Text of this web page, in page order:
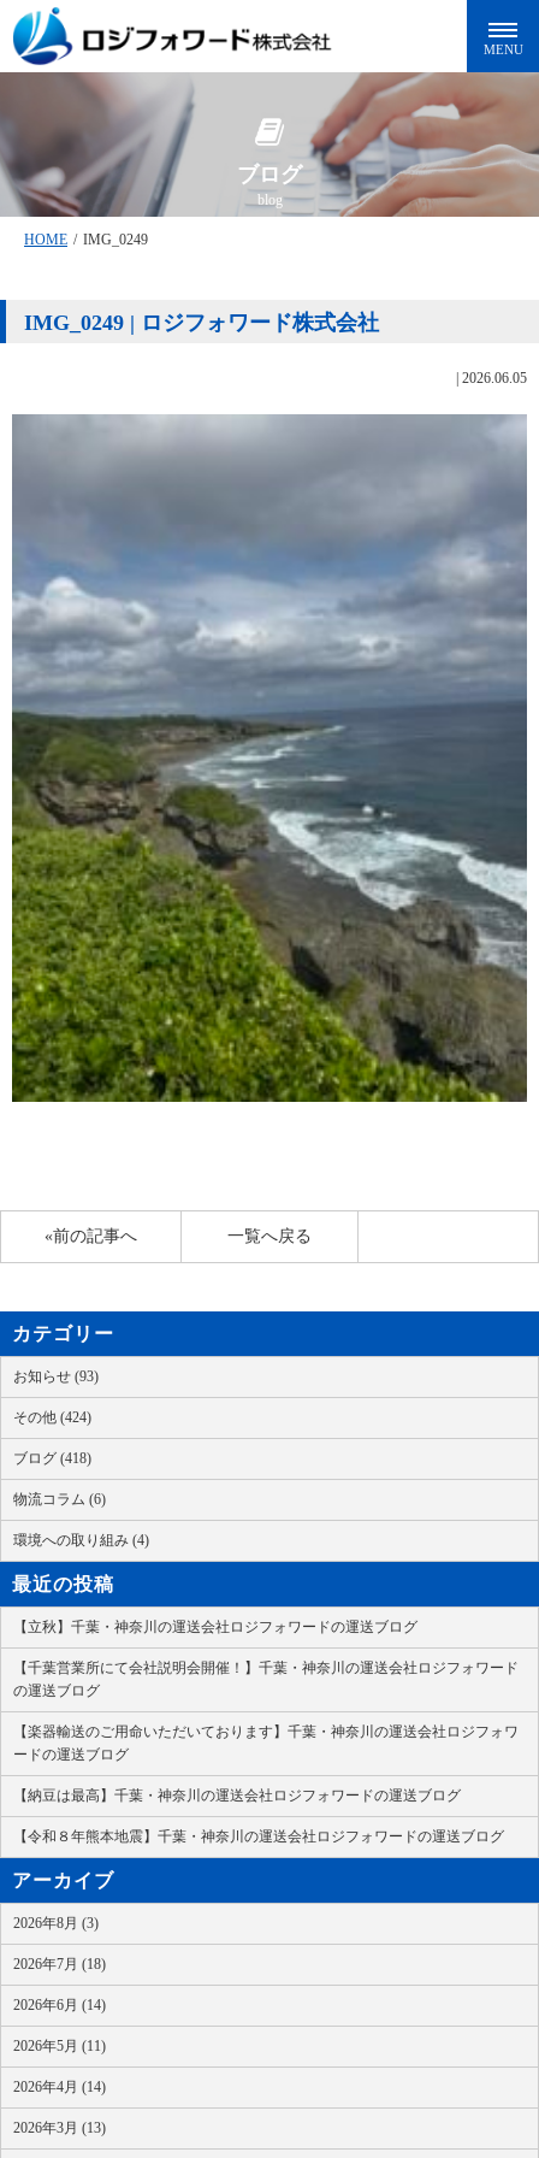
ブログ
blog
HOME / IMG_0249
IMG_0249 | ロジフォワード株式会社
2026.06.05
«前の記事へ 一覧へ戻る
カテゴリー
お知らせ (93)
その他 (424)
ブログ (418)
物流コラム (6)
環境への取り組み (4)
最近の投稿
【立秋】千葉・神奈川の運送会社ロジフォワードの運送ブログ
【千葉営業所にて会社説明会開催！】千葉・神奈川の運送会社ロジフォワード
の運送ブログ
【楽器輸送のご用命いただいております】千葉・神奈川の運送会社ロジフォワ
ードの運送ブログ
【納豆は最高】千葉・神奈川の運送会社ロジフォワードの運送ブログ
【令和８年熊本地震】千葉・神奈川の運送会社ロジフォワードの運送ブログ
アーカイブ
2026年8月 (3)
2026年7月 (18)
2026年6月 (14)
2026年5月 (11)
2026年4月 (14)
2026年3月 (13)